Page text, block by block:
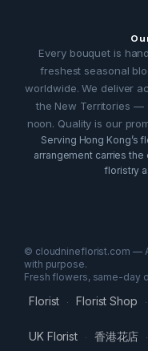
Every bouquet is
freshest seasonal
worldwide. We deliver
the New Territories —
noon. Quality is our
Serving Hong Kong’s
arrangement carries
floristry
© cloudnineflorist.com —
with purpose.
Fresh flowers, same-day
Florist · Florist Shop ·
UK Florist · 香港花店 ·